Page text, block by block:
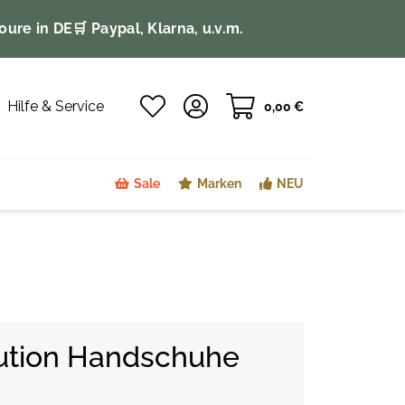
in DE 🛒 Paypal, Klarna, u.v.m.
Hilfe & Service 0,00 €
Sale Marken NEU
Handschuhe